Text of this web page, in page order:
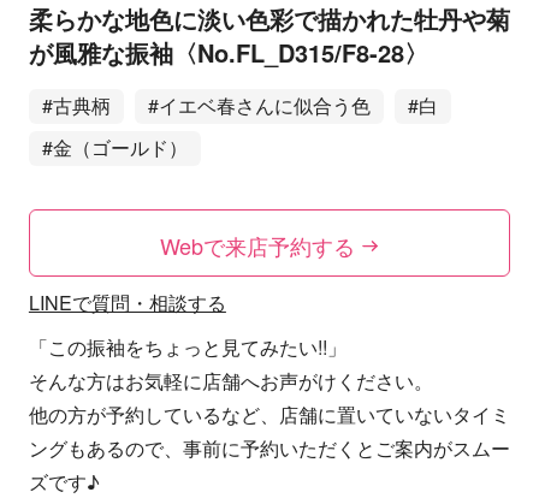
柔らかな地色に淡い色彩で描かれた牡丹や菊
が風雅な振袖〈No.FL_D315/F8-28〉
#古典柄 #イエベ春さんに似合う色
#白
#金（ゴールド）
Webで来店予約する
LINEで質問・相談する
「この振袖をちょっと見てみたい!!」
そんな方はお気軽に店舗へお声がけください。
他の方が予約しているなど、店舗に置いていないタイミ
ングもあるので、事前に予約いただくとご案内がスムー
ズです♪